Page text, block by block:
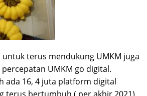
terus mendukung UMKM juga
UMKM go digital.
ada 16, 4 juta platform digital